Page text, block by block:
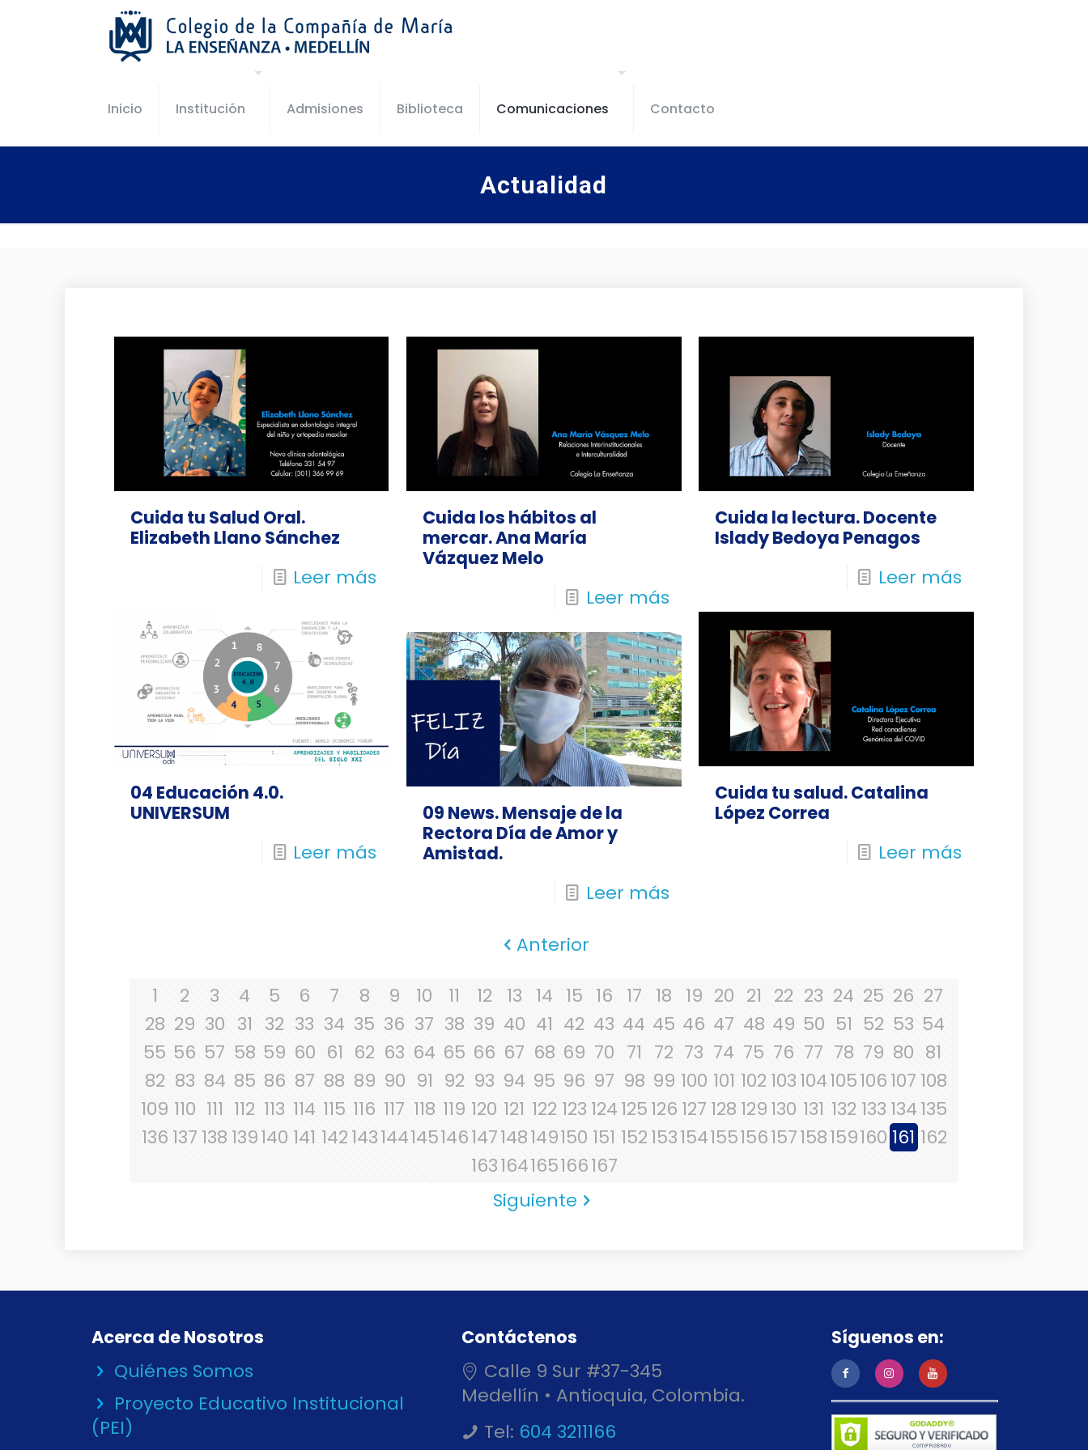
Inicio Institución Admisiones Biblioteca Comunicaciones Contacto
Actualidad
Cuida tu Salud Oral.
Elizabeth Llano Sánchez
Leer más
Cuida los hábitos al
mercar. Ana María
Vázquez Melo
Leer más
Cuida la lectura. Docente
Islady Bedoya Penagos
Leer más
04 Educación 4.0.
UNIVERSUM
Leer más
Cuida tu salud. Catalina
López Correa
Leer más
09 News. Mensaje de la
Rectora Día de Amor y
Amistad.
Leer más
Anterior
1 2 3 4 5 6 7 8 9 10 11 12 13 14 15 16 17 18 19 20 21 22 23 24 25 26 27
28 29 30 31 32 33 34 35 36 37 38 39 40 41 42 43 44 45 46 47 48 49 50 51 52 53 54
55 56 57 58 59 60 61 62 63 64 65 66 67 68 69 70 71 72 73 74 75 76 77 78 79 80 81
82 83 84 85 86 87 88 89 90 91 92 93 94 95 96 97 98 99 100 101 102 103104105106107 108
109 110 111 112 113 114 115 116 117 118 119 120 121 122 123 124125126 127 128 129130 131 132 133 134135
136 137 138 139140 141 142143144145146147148149150 151 152153154155156157158159160 161 162
163164165166167
Siguiente
Acerca de Nosotros
Quiénes Somos
Proyecto Educativo Institucional
(PEI)
Contáctenos
Calle 9 Sur #37-345
Medellín • Antioquia, Colombia.
Tel: 604 3211166
Síguenos en: